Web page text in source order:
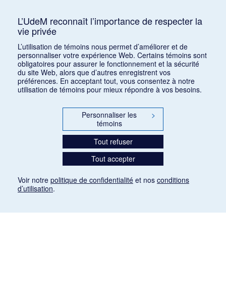
L’UdeM reconnaît l’importance de respecter la
vie privée
L’utilisation de témoins nous permet d’améliorer et de
personnaliser votre expérience Web. Certains témoins sont
obligatoires pour assurer le fonctionnement et la sécurité
du site Web, alors que d’autres enregistrent vos
préférences. En acceptant tout, vous consentez à notre
utilisation de témoins pour mieux répondre à vos besoins.
Personnaliser les
témoins
>
Tout refuser
Tout accepter
Voir notre politique de confidentialité et nos conditions
d’utilisation.